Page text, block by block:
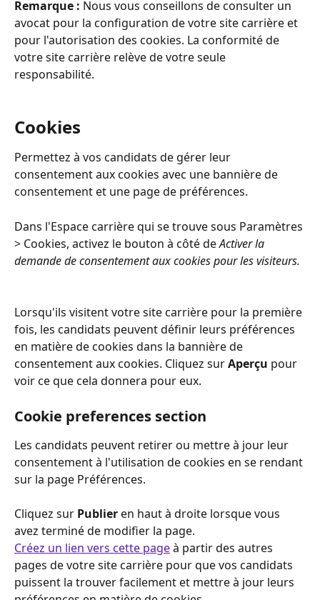
Remarque : Nous vous conseillons de consulter un
avocat pour la configuration de votre site carrière et
pour l'autorisation des cookies. La conformité de
votre site carrière relève de votre seule
responsabilité.
Cookies
Permettez à vos candidats de gérer leur
consentement aux cookies avec une bannière de
consentement et une page de préférences.
Dans l'Espace carrière qui se trouve sous Paramètres
> Cookies, activez le bouton à côté de Activer la
demande de consentement aux cookies pour les visiteurs.
Lorsqu'ils visitent votre site carrière pour la première
fois, les candidats peuvent définir leurs préférences
en matière de cookies dans la bannière de
consentement aux cookies. Cliquez sur Aperçu pour
voir ce que cela donnera pour eux.
Cookie preferences section
Les candidats peuvent retirer ou mettre à jour leur
consentement à l'utilisation de cookies en se rendant
sur la page Préférences.
Cliquez sur Publier en haut à droite lorsque vous
avez terminé de modifier la page.
Créez un lien vers cette page à partir des autres
pages de votre site carrière pour que vos candidats
puissent la trouver facilement et mettre à jour leurs